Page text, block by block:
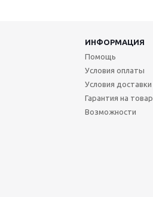
ИНФОРМАЦИЯ
Помощь
Условия оплаты
Условия доставки
Гарантия на товар
Возможности